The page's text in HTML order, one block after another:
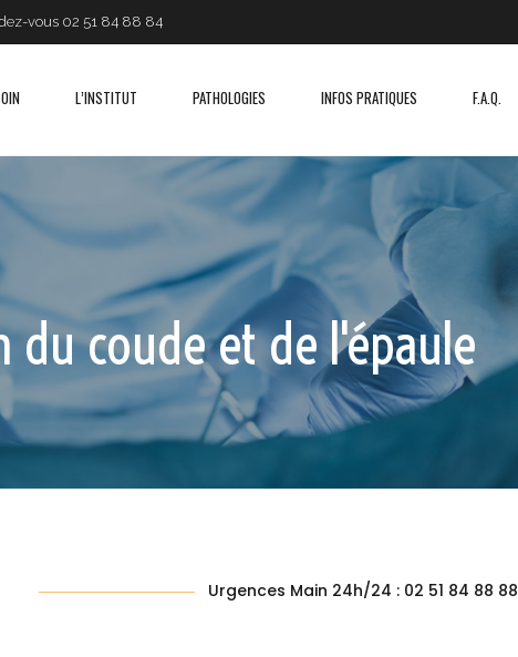
vous 02 51 84 88 84
L’INSTITUT PATHOLOGIES INFOS PRATIQUES F.A.Q.
coude et de l'épaule
Urgences Main 24h/24 : 02 51 84 88 88